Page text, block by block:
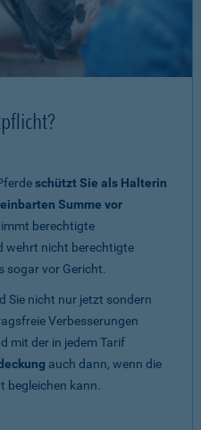
schützt Sie als Halterin
Summe vor
berechtigte
wehrt nicht berechtigte
sogar vor Gericht.
Sie nicht nur jetzt sondern
Verbesserungen
mit der in jedem Tarif
auch dann, wenn die
begleichen kann.